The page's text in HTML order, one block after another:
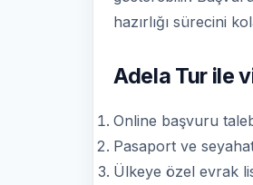
hazırlığı sürecini
Adela Tur ile
Online başvuru
Pasaport ve
Ülkeye özel evrak